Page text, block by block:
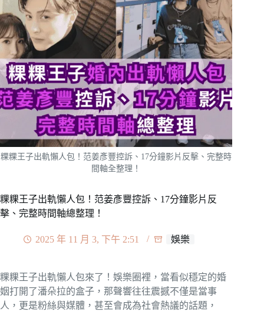
粿粿王子出軌懶人包！范姜彥豐控訴、17分鐘影片反擊、完整時
間軸全整理！
粿粿王子出軌懶人包！范姜彥豐控訴、17分鐘影片反
擊、完整時間軸總整理！
2025 年 11 月 3, 下午 2:51 娛樂
粿粿王子出軌懶人包來了！娛樂圈裡，當看似穩定的婚
姻打開了潘朵拉的盒子，那聲響往往震撼不僅是當事
人，更是粉絲與媒體，甚至會成為社會熱議的話題，